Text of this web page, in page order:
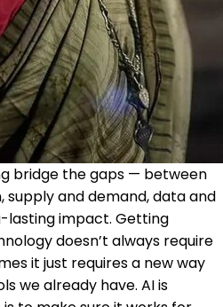
bridge the gaps — between
supply and demand, data and
lasting impact. Getting
doesn’t always require
it just requires a new way
we already have. AI is